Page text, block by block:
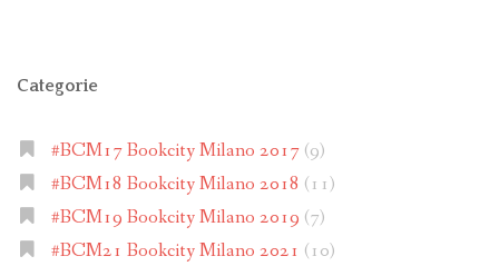
Categorie
#BCM17 Bookcity Milano 2017(9)
#BCM18 Bookcity Milano 2018 (11)
#BCM19 Bookcity Milano 2019 (7)
#BCM21 Bookcity Milano 2021 (10)